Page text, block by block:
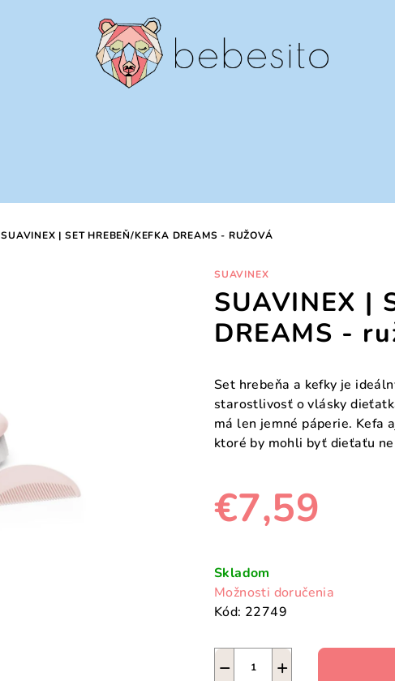
SUAVINEX | SET HREBEŇ/KEFKA DREAMS - RUŽOVÁ
SUAVINEX
SUAVINEX |
DREAMS -
Set hrebeňa a kefky je
starostlivosť o vlásky
má len jemné páperie. Kefa
ktoré by mohli byť dieťaťu
€7,59
cena:
Skladom
Možnosti doručenia
Kód: 22749
+
−